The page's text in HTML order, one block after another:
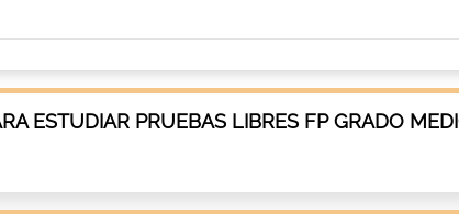
ESTUDIAR PRUEBAS LIBRES FP GRADO